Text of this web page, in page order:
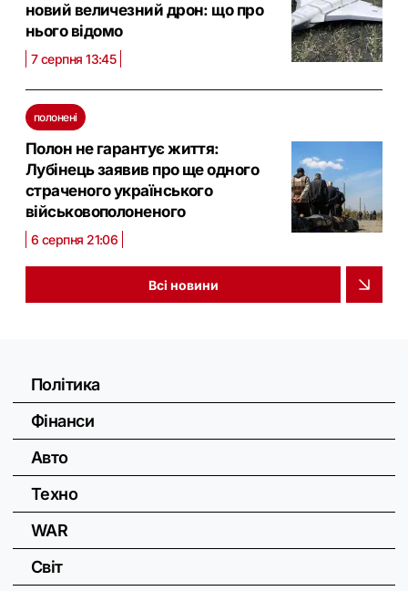
новий величезний дрон: що про
нього відомо
7 серпня 13:45
полонені
Полон не гарантує життя:
Лубінець заявив про ще одного
страченого українського
військовополоненого
6 серпня 21:06
Всі новини
Політика
Фінанси
Авто
Техно
WAR
Світ